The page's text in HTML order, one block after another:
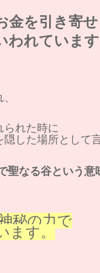
金を引き寄せ
れています
られた時に
した場所として
聖なる谷という意
秘の力で
ます。